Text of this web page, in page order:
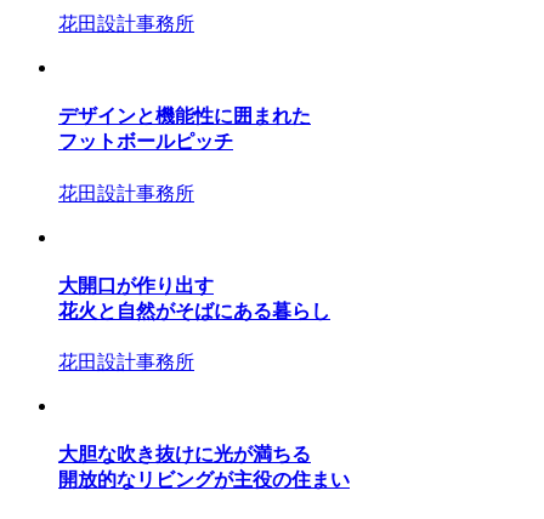
花田設計事務所
デザインと機能性に囲まれた
フットボールピッチ
花田設計事務所
大開口が作り出す
花火と自然がそばにある暮らし
花田設計事務所
大胆な吹き抜けに光が満ちる
開放的なリビングが主役の住まい